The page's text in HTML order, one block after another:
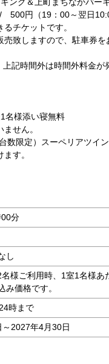
円（19：00～翌日
チケットです。
致しますので、駐車券を
記時間外は時間外料金が
名様添い寝無料
せん。
数限定）スーペリアツイ
す。
分
し
様ご利用時、1室1名様あ
価格です。
時まで
2027年4月30日